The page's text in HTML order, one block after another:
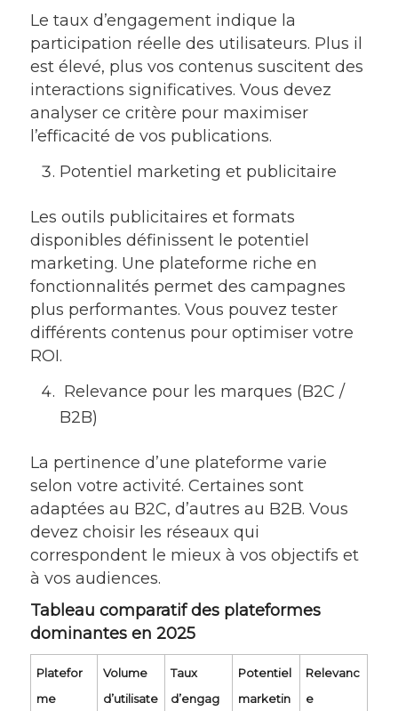
Le taux d’engagement indique la
participation réelle des utilisateurs. Plus il
est élevé, plus vos contenus suscitent des
interactions significatives. Vous devez
analyser ce critère pour maximiser
l’efficacité de vos publications.
Potentiel marketing et publicitaire
Les outils publicitaires et formats
disponibles définissent le potentiel
marketing. Une plateforme riche en
fonctionnalités permet des campagnes
plus performantes. Vous pouvez tester
différents contenus pour optimiser votre
ROI.
Relevance pour les marques (B2C /
B2B)
La pertinence d’une plateforme varie
selon votre activité. Certaines sont
adaptées au B2C, d’autres au B2B. Vous
devez choisir les réseaux qui
correspondent le mieux à vos objectifs et
à vos audiences.
Tableau comparatif des plateformes
dominantes en 2025
Platefor
me
Volume
d’utilisate
Taux
d’engag
Potentiel
marketin
Relevanc
e